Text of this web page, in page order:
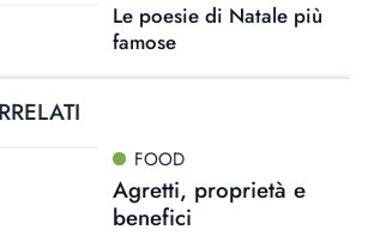
Le poesie di Natale più
famose
FOOD
Agretti, proprietà e
benefici